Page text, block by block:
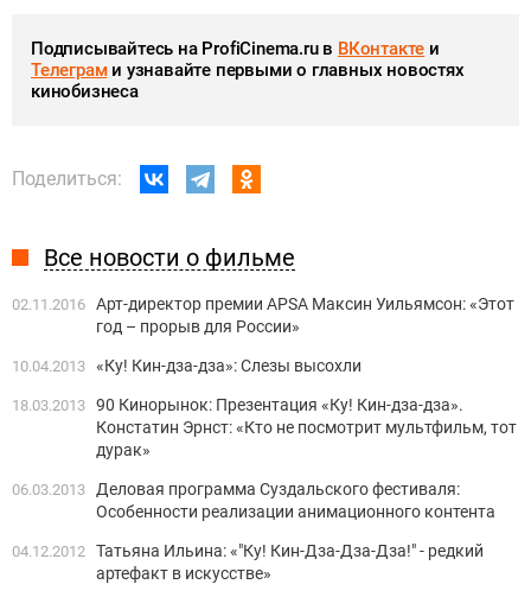
Подписывайтесь на ProfiCinema.ru в ВКонтакте и
Телеграми узнавайте первыми о главных новостях
кинобизнеса
Поделиться:
Все новости о фильме
02.11.2016 Арт-директор премии APSA Максин Уильямсон: «Этот
год – прорыв для России»
10.04.2013 «Ку! Кин-дза-дза»: Слезы высохли
18.03.2013 90 Кинорынок: Презентация «Ку! Кин-дза-дза».
Констатин Эрнст: «Кто не посмотрит мультфильм, тот
дурак»
06.03.2013
Деловая программа Суздальского фестиваля:
Особенности реализации анимационного контента
04.12.2012 Татьяна Ильина: «"Ку! Кин-Дза-Дза-Дза!" - редкий
артефакт в искусстве»